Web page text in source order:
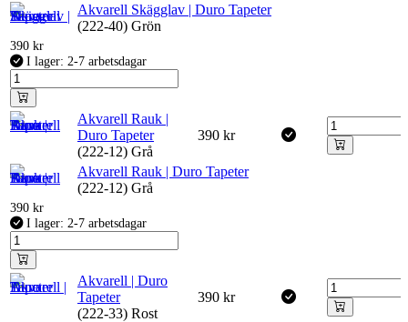
Akvarell Skägglav | Duro Tapeter
(222-40) Grön
390 kr
I lager: 2-7 arbetsdagar
Akvarell Rauk |
Duro Tapeter
(222-12) Grå
390 kr
Akvarell Rauk | Duro Tapeter
(222-12) Grå
390 kr
I lager: 2-7 arbetsdagar
Akvarell | Duro
Tapeter
(222-33) Rost
390 kr